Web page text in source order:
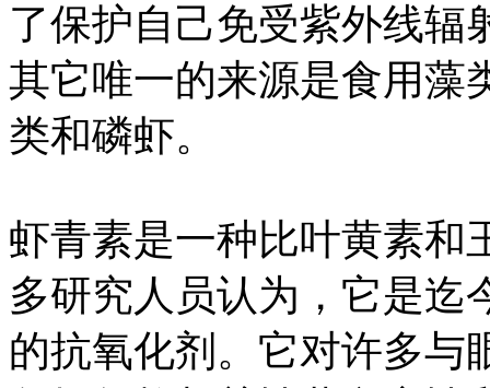
了保护自己免受紫外线辐
其它唯一的来源是食用藻
类和磷虾。
虾青素是一种比叶黄素和
多研究人员认为，它是迄
的抗氧化剂。它对许多与